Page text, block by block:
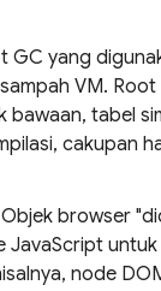
GC yang
VM.
bawaan, tabel
cakupan
browser
JavaScript
node